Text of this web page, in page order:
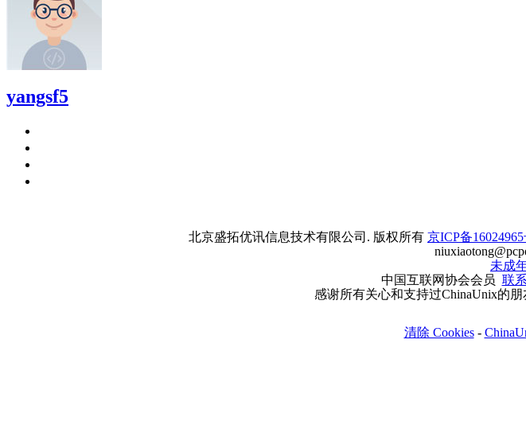
yangsf5
北京盛拓优讯信息技术有限公司. 版权所有 京ICP备
未成
中国互联网协会会员 联
感谢所有关心和支持过ChinaUnix的
清除 Cookies-